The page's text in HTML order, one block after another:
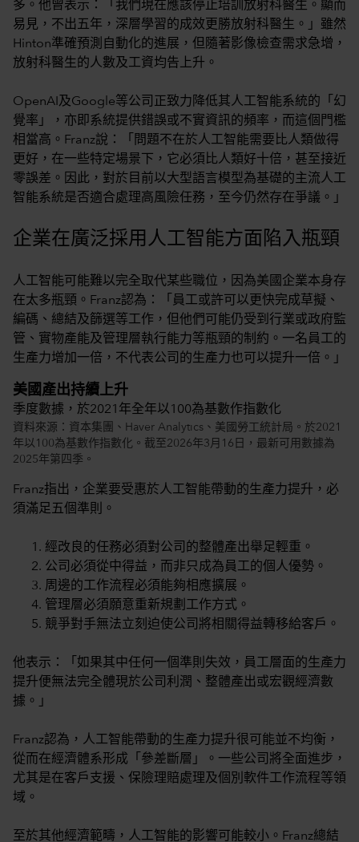
多。他曾表示：「我們現在應該停止培訓放射科醫生。顯而
易見，不出五年，深層學習的成效更勝放射科醫生。」雖然
Hinton準確預測自動化的進展，但隨著影像檢查需求急增，
放射科醫生的人數及工資均告上升。
OpenAI及Google等公司正致力降低其人工智能系統的「幻
覺率」，亦即系統提供錯誤或不實資訊的頻率，而這個門檻
相當高。Franz說：「問題不在於人工智能需要比人類做得
更好，在一些特定場景下，它必須比人類好十倍，甚至接近
零誤差。因此，對於目前以大型語言模型為基礎的主流人工
智能系統是否適合處理高風險任務，至今仍然存在爭議。」
企業在廣泛採用人工智能方面陷入瓶頸
人工智能可能難以完全取代某些職位，因為美國企業本身存
在太多瓶頸。Franz認為：「員工或許可以更快完成草擬、
編碼、總結及篩選等工作，但他們可能仍受到行業或政府監
管、實物產能及管理層執行能力等瓶頸的制約。一名員工的
生產力增加一倍，不代表公司的生產力也可以提升一倍。」
美國產出持續上升
季度數據，於2021年全年以100為基數作指數化
資料來源：資本集團、Haver Analytics、美國勞工統計局。於2021
年以100為基數作指數化。截至2026年3月16日，最新可用數據為
2025年第四季。
Franz指出，企業要受惠於人工智能帶動的生產力提升，必
須滿足五個準則。
經改良的任務必須對公司的整體產出舉足輕重。
公司必須從中得益，而非只成為員工的個人優勢。
周邊的工作流程必須能夠相應擴展。
管理層必須願意重新規劃工作方式。
競爭對手無法立刻迫使公司將相關得益轉移給客戶。
他表示：「如果其中任何一個準則失效，員工層面的生產力
提升便無法完全體現於公司利潤、整體產出或宏觀經濟數
據。」
Franz認為，人工智能帶動的生產力提升很可能並不均衡，
從而在經濟體系形成「參差斷層」。一些公司將全面進步，
尤其是在客戶支援、保險理賠處理及個別軟件工作流程等領
域。
至於其他經濟範疇，人工智能的影響可能較小。Franz總結